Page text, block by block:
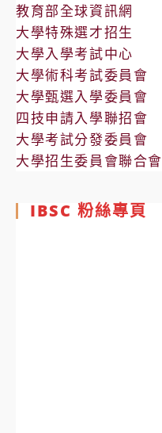
教育部全球資訊網
大學特殊選才招生
大學入學考試中心
大學術科考試委員會
大學甄選入學委員會
四技申請入學聯招會
大學考試分發委員會
大學招生委員會聯合會
IBSC 粉絲專頁